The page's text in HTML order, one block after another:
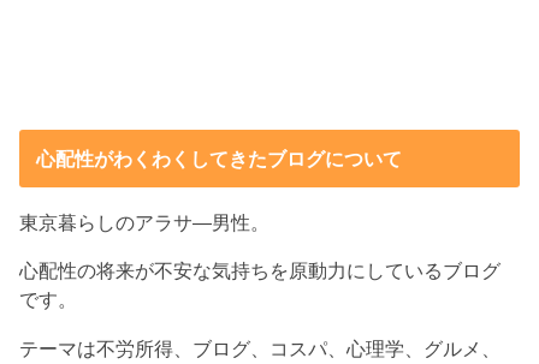
心配性がわくわくしてきたブログについて
東京暮らしのアラサ―男性。
心配性の将来が不安な気持ちを原動力にしているブログ
です。
テーマは不労所得、ブログ、コスパ、心理学、グルメ、